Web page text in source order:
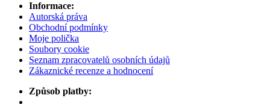
Informace:
Autorská práva
Obchodní podmínky
Moje polička
Soubory cookie
Seznam zpracovatelů osobních údajů
Zákaznické recenze a hodnocení
Způsob platby: